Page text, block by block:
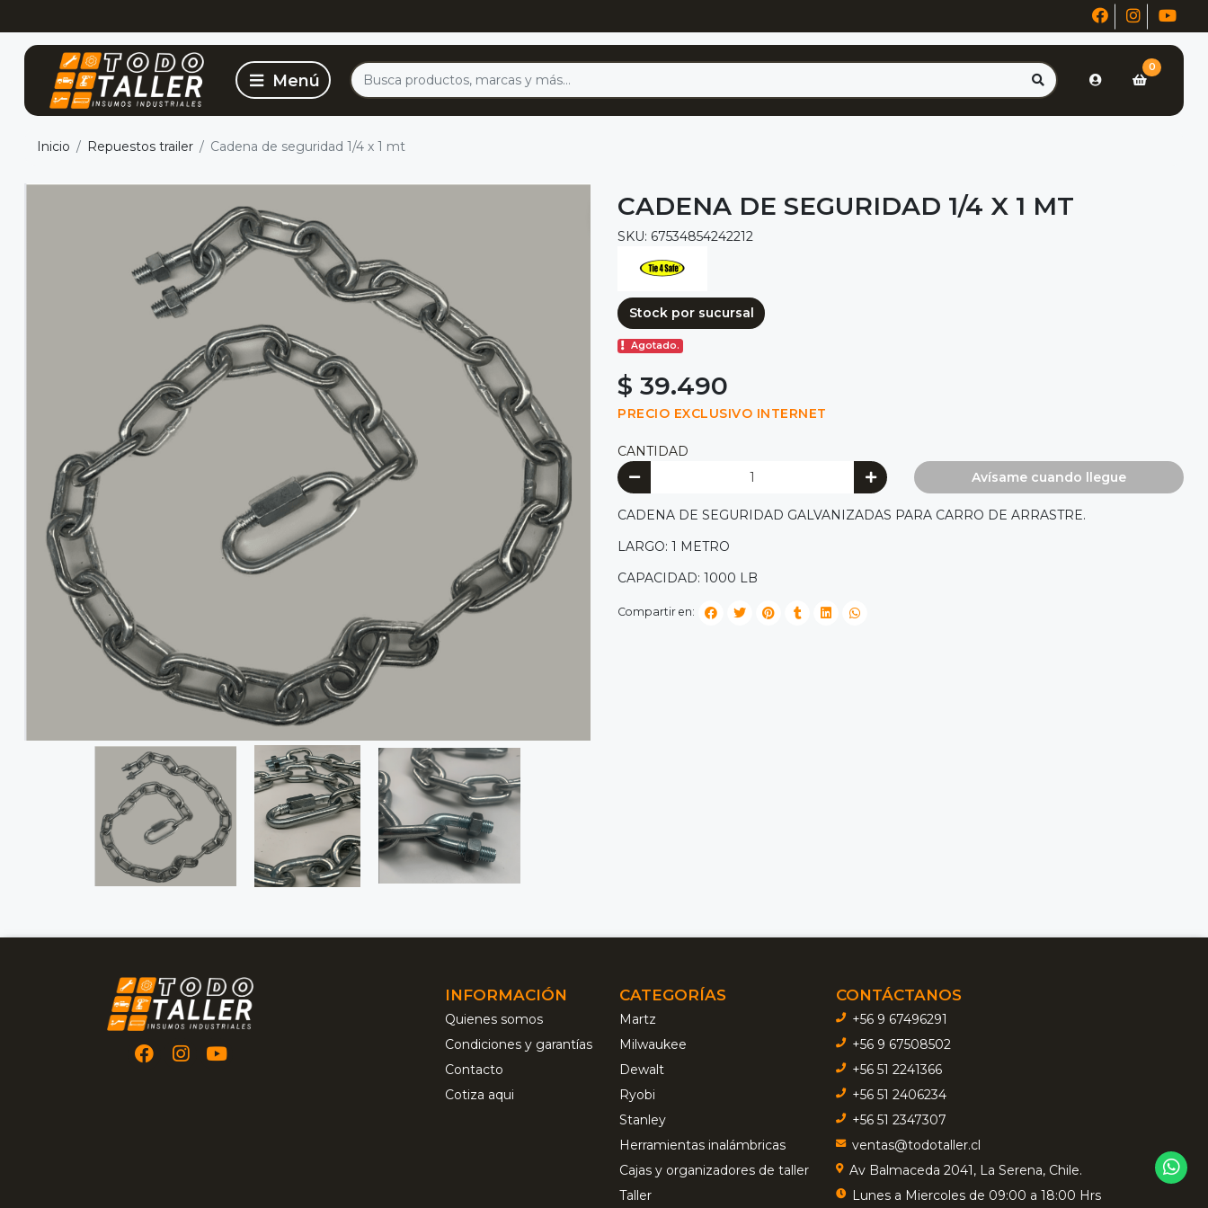
0
Inicio Repuestos trailer Cadena de seguridad 1/4 x 1 mt
CADENA DE SEGURIDAD 1/4 X 1 MT
SKU: 67534854242212
Stock por sucursal
Agotado.
$ 39.490
PRECIO EXCLUSIVO INTERNET
CANTIDAD
Avísame cuando llegue
CADENA DE SEGURIDAD GALVANIZADAS PARA CARRO DE ARRASTRE.
LARGO: 1 METRO
CAPACIDAD: 1000 LB
Compartir en:
INFORMACIÓN
Quienes somos
Condiciones y garantías
Contacto
Cotiza aqui
CATEGORÍAS
Martz
Milwaukee
Dewalt
Ryobi
Stanley
Herramientas inalámbricas
Cajas y organizadores de taller
Taller
CONTÁCTANOS
+56 9 67496291
+56 9 67508502
+56 51 2241366
+56 51 2406234
+56 51 2347307
ventas@todotaller.cl
Av Balmaceda 2041, La Serena, Chile.
Lunes a Miercoles de 09:00 a 18:00 Hrs